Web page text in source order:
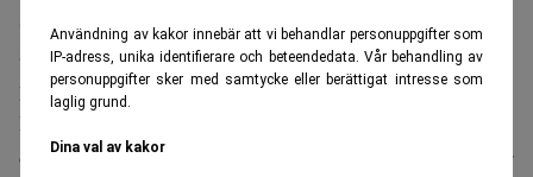
Användning av kakor innebär att vi behandlar personuppgifter som
IP-adress, unika identifierare och beteendedata. Vår behandling av
personuppgifter sker med samtycke eller berättigat intresse som
laglig grund.
Dina val av kakor
ansökan så dumpar bolaget patienten eller också höjer de
premien till skyhöga nivåer.
En av de mest dramatiska scenerna i Sicko kommer från en
övervakningskamera som filmar en taxi som abrupt stannar